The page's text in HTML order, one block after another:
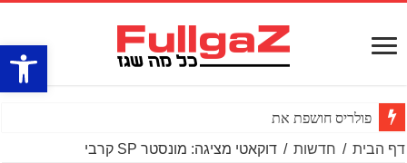
פתח
פולריס חושפת את ה־RZR PRO R BOOST טורבו
דף הבית / חדשות / דוקאטי מציגה: מונסטר SP קרבי